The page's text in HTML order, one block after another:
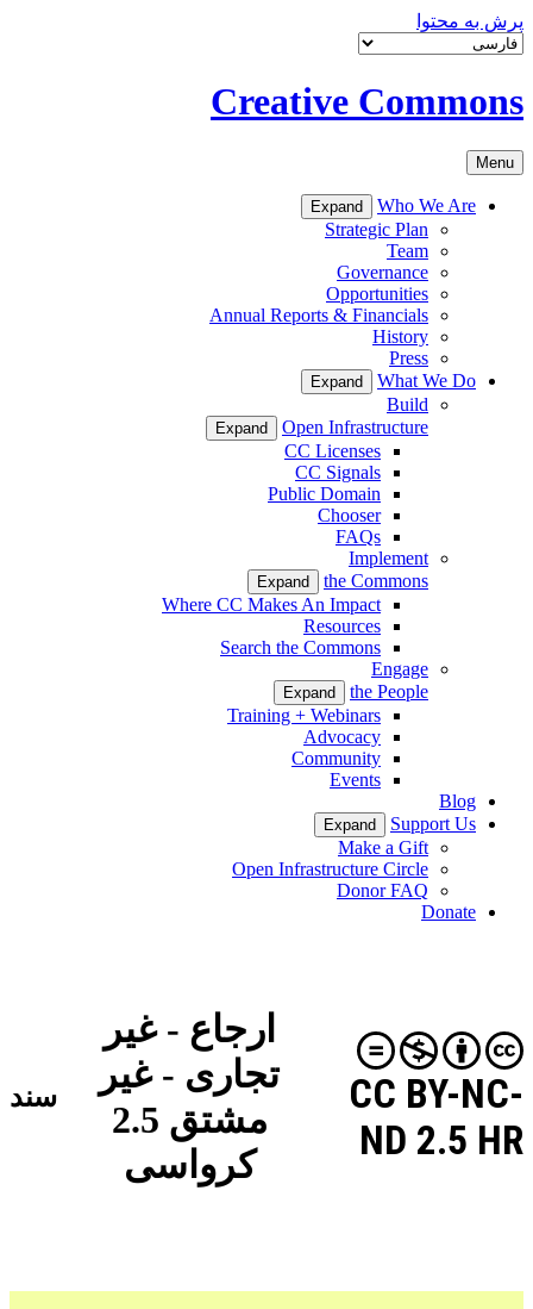
پرش به محتوا
Creative Commons
Menu
Who We Are
Expand
Strategic Plan
Team
Governance
Opportunities
Annual Reports & Financials
History
Press
What We Do
Expand
Build
Open Infrastructure
Expand
CC Licenses
CC Signals
Public Domain
Chooser
FAQs
Implement
the Commons
Expand
Where CC Makes An Impact
Resources
Search the Commons
Engage
the People
Expand
Training + Webinars
Advocacy
Community
Events
Blog
Support Us
Expand
Make a Gift
Open Infrastructure Circle
Donor FAQ
Donate
ارجاع - غیر
تجاری - غیر
مشتق 2.5
کرواسی
CC BY-NC-
ND 2.5 HR
سند